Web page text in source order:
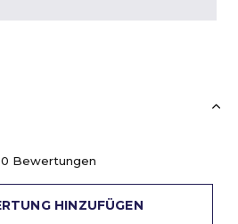
Bewertungen
HINZUFÜGEN